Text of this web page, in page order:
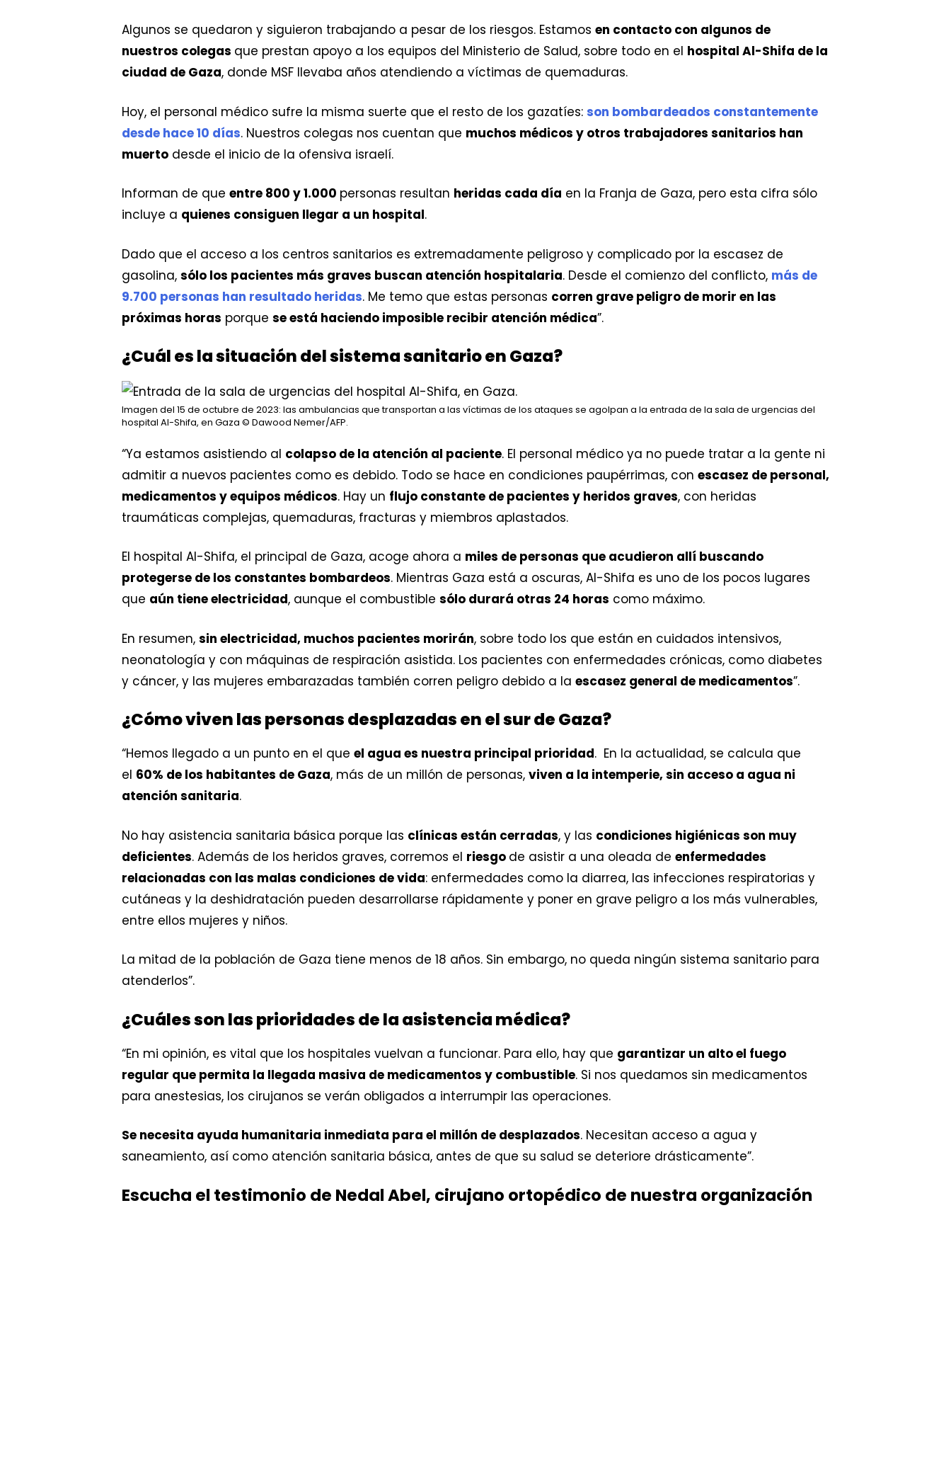
Algunos se quedaron y siguieron trabajando a pesar de los riesgos. Estamos en contacto con algunos de
nuestros colegas que prestan apoyo a los equipos del Ministerio de Salud, sobre todo en el hospital Al-Shifa de la
ciudad de Gaza, donde MSF llevaba años atendiendo a víctimas de quemaduras.
Hoy, el personal médico sufre la misma suerte que el resto de los gazatíes: son bombardeados constantemente
desde hace 10 días. Nuestros colegas nos cuentan que muchos médicos y otros trabajadores sanitarios han
muerto desde el inicio de la ofensiva israelí.
Informan de que entre 800 y 1.000 personas resultan heridas cada día en la Franja de Gaza, pero esta cifra sólo
incluye a quienes consiguen llegar a un hospital.
Dado que el acceso a los centros sanitarios es extremadamente peligroso y complicado por la escasez de
gasolina, sólo los pacientes más graves buscan atención hospitalaria. Desde el comienzo del conflicto, más de
9.700 personas han resultado heridas. Me temo que estas personas corren grave peligro de morir en las
próximas horas porque se está haciendo imposible recibir atención médica”.
¿Cuál es la situación del sistema sanitario en Gaza?
Imagen del 15 de octubre de 2023: las ambulancias que transportan a las víctimas de los ataques se agolpan a la entrada de la sala de urgencias del
hospital Al-Shifa, en Gaza © Dawood Nemer/AFP.
“Ya estamos asistiendo al colapso de la atención al paciente. El personal médico ya no puede tratar a la gente ni
admitir a nuevos pacientes como es debido. Todo se hace en condiciones paupérrimas, con escasez de personal,
medicamentos y equipos médicos. Hay un flujo constante de pacientes y heridos graves, con heridas
traumáticas complejas, quemaduras, fracturas y miembros aplastados.
El hospital Al-Shifa, el principal de Gaza, acoge ahora a miles de personas que acudieron allí buscando
protegerse de los constantes bombardeos. Mientras Gaza está a oscuras, Al-Shifa es uno de los pocos lugares
que aún tiene electricidad, aunque el combustible sólo durará otras 24 horas como máximo.
En resumen, sin electricidad, muchos pacientes morirán, sobre todo los que están en cuidados intensivos,
neonatología y con máquinas de respiración asistida. Los pacientes con enfermedades crónicas, como diabetes
y cáncer, y las mujeres embarazadas también corren peligro debido a la escasez general de medicamentos”.
¿Cómo viven las personas desplazadas en el sur de Gaza?
“Hemos llegado a un punto en el que el agua es nuestra principal prioridad. ​ En la actualidad, se calcula que
el 60% de los habitantes de Gaza, más de un millón de personas, viven a la intemperie, sin acceso a agua ni
atención sanitaria.
No hay asistencia sanitaria básica porque las clínicas están cerradas, y las condiciones higiénicas son muy
deficientes. Además de los heridos graves, corremos el riesgo de asistir a una oleada de enfermedades
relacionadas con las malas condiciones de vida: enfermedades como la diarrea, las infecciones respiratorias y
cutáneas y la deshidratación pueden desarrollarse rápidamente y poner en grave peligro a los más vulnerables,
entre ellos mujeres y niños.
La mitad de la población de Gaza tiene menos de 18 años. Sin embargo, no queda ningún sistema sanitario para
atenderlos”.
¿Cuáles son las prioridades de la asistencia médica?
“En mi opinión, es vital que los hospitales vuelvan a funcionar. Para ello, hay que garantizar un alto el fuego
regular que permita la llegada masiva de medicamentos y combustible. Si nos quedamos sin medicamentos
para anestesias, los cirujanos se verán obligados a interrumpir las operaciones.
Se necesita ayuda humanitaria inmediata para el millón de desplazados. Necesitan acceso a agua y
saneamiento, así como atención sanitaria básica, antes de que su salud se deteriore drásticamente”.
Escucha el testimonio de Nedal Abel, cirujano ortopédico de nuestra organización